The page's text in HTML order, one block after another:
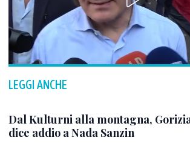
LEGGI ANCHE
Dal Kulturni alla montagna,
dice addio a Nada Sanzin